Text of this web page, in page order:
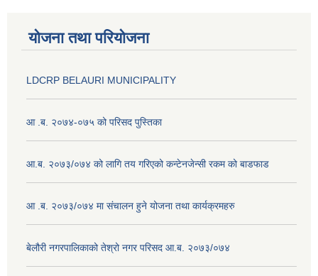
योजना तथा परियोजना
LDCRP BELAURI MUNICIPALITY
आ .ब. २०७४-०७५ को परिसद पुस्तिका
आ.ब. २०७३/०७४ को लागि तय गरिएको कन्टेनजेन्सी रकम को बाडफाड
आ .ब. २०७३/०७४ मा संचालन हुने योजना तथा कार्यक्रमहरु
बेलौरी नगरपालिकाको तेश्रो नगर परिसद आ.ब. २०७३/०७४